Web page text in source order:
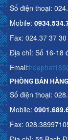
Số điện thoại:
Mobile:
Fax: 024.37 37 30
Địa chỉ: Số 16-18
Email:
PHÒNG BÁN
Số điện thoại:
Mobile:
Fax: